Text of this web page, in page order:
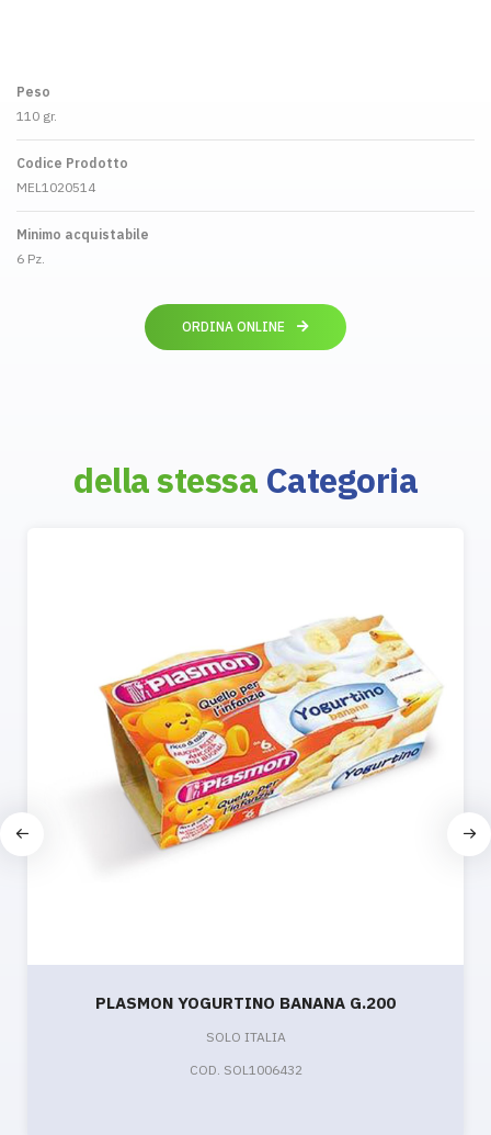
Peso
110 gr.
Codice Prodotto
MEL1020514
Minimo acquistabile
6 Pz.
ORDINA ONLINE
della stessa Categoria
PLASMON YOGURTINO BANANA G.200
SOLO ITALIA
COD. SOL1006432